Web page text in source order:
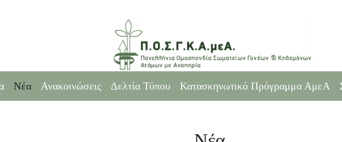
Νέα Ανακοινώσεις Δελτία Τύπου Κατασκηνωτικό Πρόγραμμα ΑμεΑ